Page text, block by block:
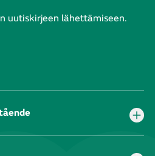
uutiskirjeen lähettämiseen.